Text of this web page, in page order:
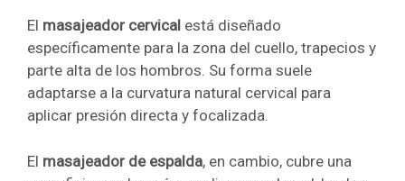
El masajeador cervical está diseñado
específicamente para la zona del cuello, trapecios y
parte alta de los hombros. Su forma suele
adaptarse a la curvatura natural cervical para
aplicar presión directa y focalizada.
El masajeador de espalda, en cambio, cubre una